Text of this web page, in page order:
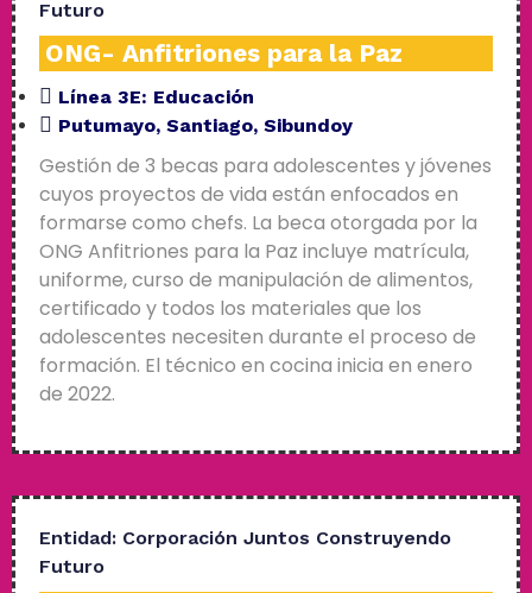
Futuro
ONG- Anfitriones para la Paz
Línea 3E: Educación
Putumayo, Santiago, Sibundoy
Gestión de 3 becas para adolescentes y jóvenes
cuyos proyectos de vida están enfocados en
formarse como chefs. La beca otorgada por la
ONG Anfitriones para la Paz incluye matrícula,
uniforme, curso de manipulación de alimentos,
certificado y todos los materiales que los
adolescentes necesiten durante el proceso de
formación. El técnico en cocina inicia en enero
de 2022.
Entidad: Corporación Juntos Construyendo
Futuro